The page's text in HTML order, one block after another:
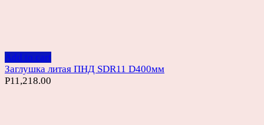
Add to cart
Заглушка литая ПНД SDR11 D400мм
Р11,218.00